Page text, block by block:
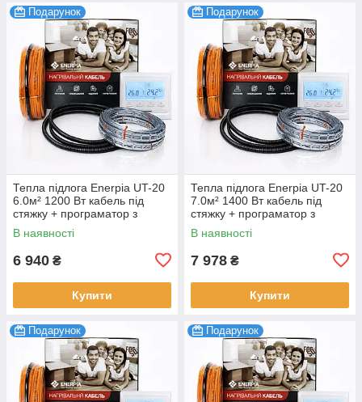
Подарунок
Тепла підлога Enerpia UT-20
6.0м² 1200 Вт кабель під
стяжку + програматор з
дисплеєм комплект
В наявності
6 940 ₴
Купити
Подарунок
Тепла підлога Enerpia UT-20
7.0м² 1400 Вт кабель під
стяжку + програматор з
дисплеєм комплект
В наявності
7 978 ₴
Купити
Подарунок Подарунок